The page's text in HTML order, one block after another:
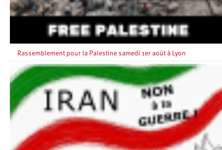
Rassemblement pour la Palestine samedi 1er août à Lyon